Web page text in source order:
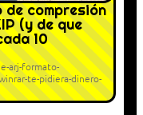
de compresión
(y de que
10
arj-formato-
te-pidiera-dinero-